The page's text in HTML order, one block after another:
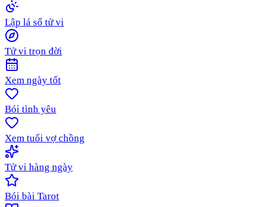
Lập lá số tử vi
Tử vi trọn đời
Xem ngày tốt
Bói tình yêu
Xem tuổi vợ chồng
Tử vi hàng ngày
Bói bài Tarot